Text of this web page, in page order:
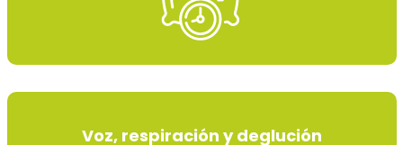
Voz, respiración y deglución